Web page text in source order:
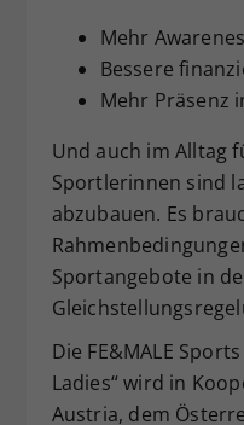
Mehr
Bessere
Mehr Präsenz
Und auch im Alltag
Sportlerinnen sind
abzubauen. Es
Sportangebote in
Die FE&MALE
Ladies“ wird in
Austria, dem